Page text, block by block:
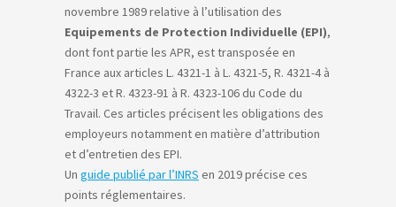
novembre 1989 relative à l’utilisation des
Equipements de Protection Individuelle (EPI),
dont font partie les APR, est transposée en
France aux articles L. 4321-1 à L. 4321-5, R. 4321-4 à
4322-3 et R. 4323-91 à R. 4323-106 du Code du
Travail. Ces articles précisent les obligations des
employeurs notamment en matière d’attribution
et d’entretien des EPI.
Un guide publié par l’INRS en 2019 précise ces
points réglementaires.